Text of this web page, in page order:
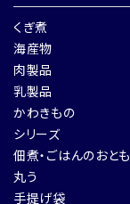
くぎ煮
海産物
肉製品
乳製品
かわきもの
シリーズ
佃煮・ごはんのおとも
丸う
手提げ袋